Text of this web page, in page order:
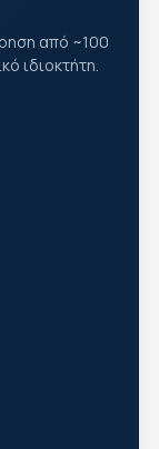
από ~100
ιδιοκτήτη.